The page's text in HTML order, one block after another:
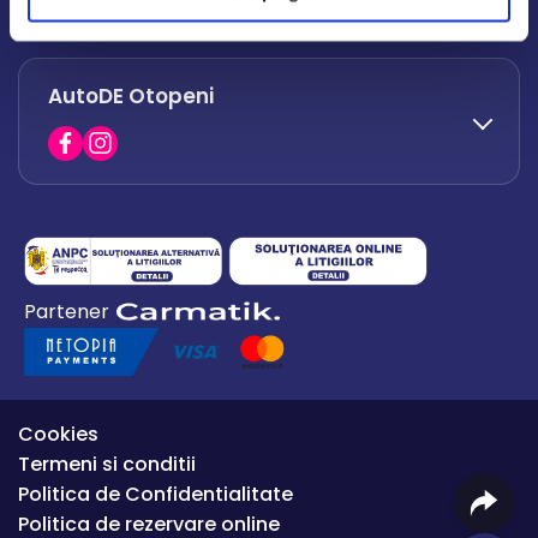
office.afumati@autode.ro
0730 063 852
0730 063 851
AutoDE Otopeni
0754 649 360
office.premium@autode.ro
Partener
Cookies
Termeni si conditii
Politica de Confidentialitate
Politica de rezervare online